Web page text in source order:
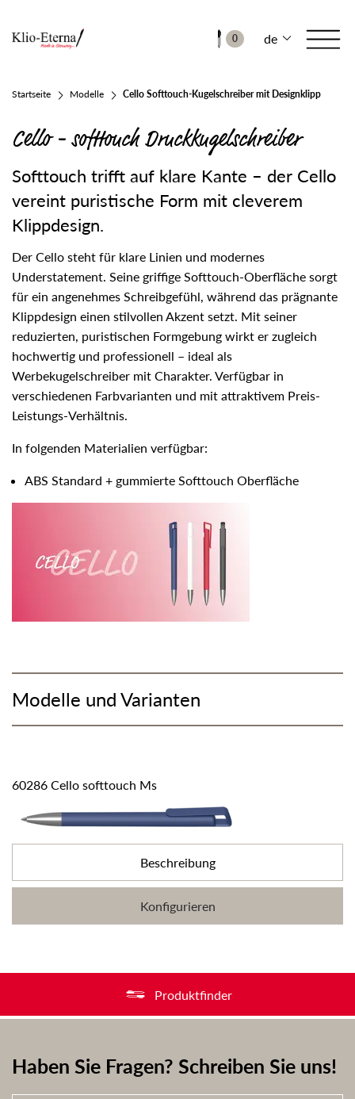
0 de
Startseite Modelle Cello Softtouch-Kugelschreiber mit Designklipp
Cello - softtouch Druckkugelschreiber
Softtouch trifft auf klare Kante – der Cello
vereint puristische Form mit cleverem
Klippdesign.
Der Cello steht für klare Linien und modernes
Understatement. Seine griffige Softtouch-Oberfläche sorgt
für ein angenehmes Schreibgefühl, während das prägnante
Klippdesign einen stilvollen Akzent setzt. Mit seiner
reduzierten, puristischen Formgebung wirkt er zugleich
hochwertig und professionell – ideal als
Werbekugelschreiber mit Charakter. Verfügbar in
verschiedenen Farbvarianten und mit attraktivem Preis-
Leistungs-Verhältnis.
In folgenden Materialien verfügbar:
ABS Standard + gummierte Softtouch Oberfläche
Modelle und Varianten
60286 Cello softtouch Ms
Beschreibung
Konfigurieren
Produktfinder
Haben Sie Fragen? Schreiben Sie uns!